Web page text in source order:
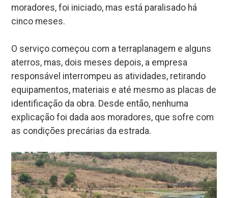
moradores, foi iniciado, mas está paralisado há
cinco meses.
O serviço começou com a terraplanagem e alguns
aterros, mas, dois meses depois, a empresa
responsável interrompeu as atividades, retirando
equipamentos, materiais e até mesmo as placas de
identificação da obra. Desde então, nenhuma
explicação foi dada aos moradores, que sofre com
as condições precárias da estrada.